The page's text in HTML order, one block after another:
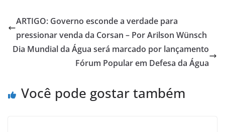
e
b
o
s
A
p
er e
ARTIGO: Governo esconde a verdade para
pressionar venda da Corsan – Por Arilson Wünsch
Dia Mundial da Água será marcado por lançamento
Fórum Popular em Defesa da Água
Você pode gostar também